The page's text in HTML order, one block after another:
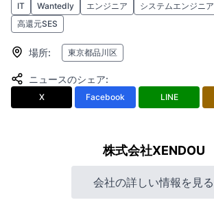
IT Wantedly エンジニア システムエンジニア
高還元SES
場所: 東京都品川区
ニュースのシェア:
X Facebook LINE
株式会社XENDOU
会社の詳しい情報を見る